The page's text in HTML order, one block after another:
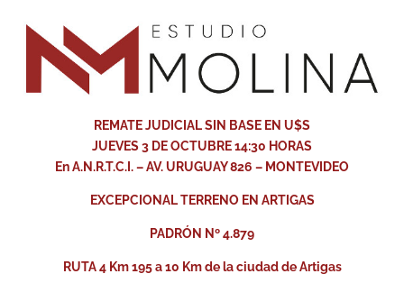
REMATE JUDICIAL SIN BASE EN U$S
JUEVES 3 DE OCTUBRE 14:30 HORAS
En A.N.R.T.C.I. – AV. URUGUAY 826 – MONTEVIDEO
EXCEPCIONAL TERRENO EN ARTIGAS
PADRÓN Nº 4.879
RUTA 4 Km 195 a 10 Km de la ciudad de Artigas